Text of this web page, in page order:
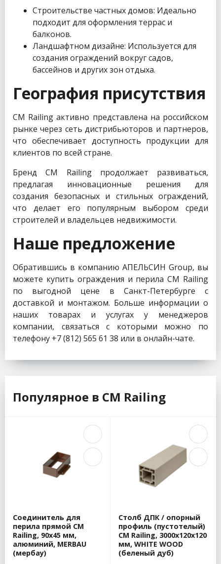
Строительстве частных домов: Идеально
подходит для оформления террас и
балконов.
Ландшафтном дизайне: Используется для
создания ограждений вокруг садов,
бассейнов и других зон отдыха.
География присутствия
CM Railing активно представлена на российском
рынке через сеть дистрибьюторов и партнеров,
что обеспечивает доступность продукции для
клиентов по всей стране.
Бренд CM Railing продолжает развиваться,
предлагая инновационные решения для
создания безопасных и стильных ограждений,
что делает его популярным выбором среди
строителей и владельцев недвижимости.
Наше предложение
Обратившись в компанию АПЕЛЬСИН Group, вы
можете купить ограждения и перила CM Railing
по выгодной цене в Санкт-Петербурге с
доставкой и монтажом. Больше информации о
наших товарах и услугах у менеджеров
компании, связаться с которыми можно по
телефону +7 (812) 565 61 38 или в онлайн-чате.
Популярное в CM Railing
Соединитель для
перила прямой CM
Railing, 90х45 мм,
алюминий, MERBAU
(мербау)
Столб ДПК / опорный
профиль (пустотелый)
CM Railing, 3000х120х120
мм, WHITE WOOD
(беленый дуб)